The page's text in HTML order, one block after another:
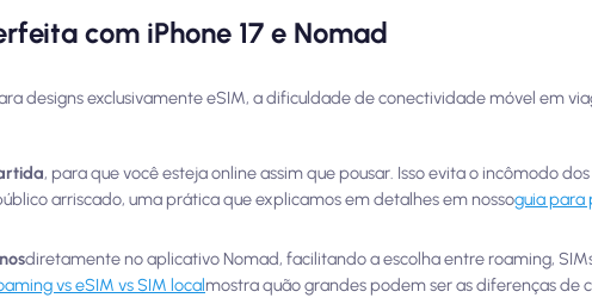
com iPhone 17 e Nomad
designs exclusivamente eSIM, a dificuldade de conectividade móvel em
, para que você esteja online assim que pousar. Isso evita o incômodo
arriscado, uma prática que explicamos em detalhes em nossoguia para
diretamente no aplicativo Nomad, facilitando a escolha entre roaming,
vs eSIM vs SIM localmostra quão grandes podem ser as diferenças de